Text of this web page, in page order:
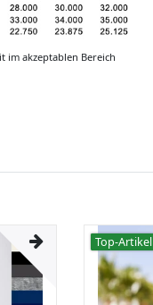
im akzeptablen Bereich
Top-Artikel